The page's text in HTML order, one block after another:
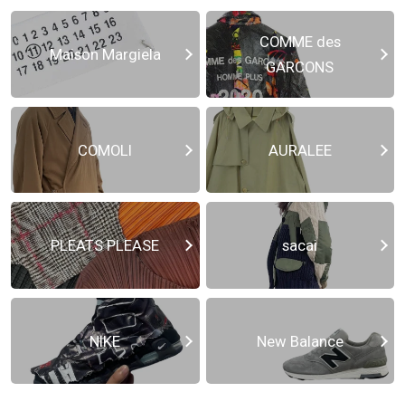
Maison Margiela
COMME des
GARCONS
COMOLI AURALEE
PLEATS PLEASE sacai
NIKE New Balance